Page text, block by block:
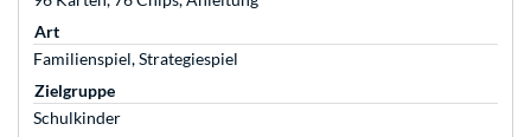
Art
Familienspiel, Strategiespiel
Zielgruppe
Schulkinder